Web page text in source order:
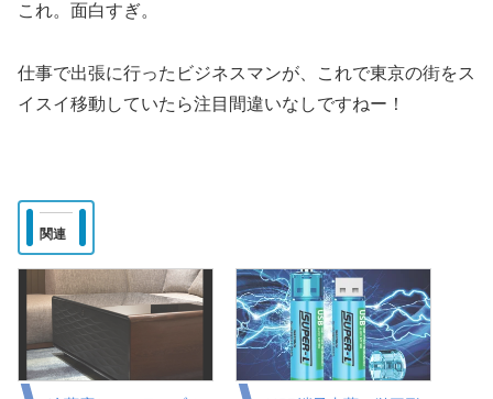
これ。面白すぎ。
仕事で出張に行ったビジネスマンが、これで東京の街をス
イスイ移動していたら注目間違いなしですねー！
関連